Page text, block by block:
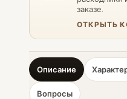
заказе.
ОТКРЫТЬ
Описание
Вопросы